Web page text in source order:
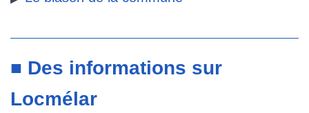
■ Des informations sur
Locmélar